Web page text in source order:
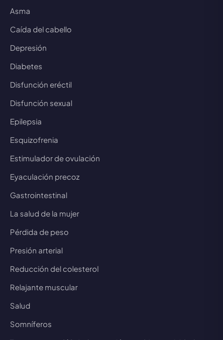
Asma
Caída del cabello
Depresión
Diabetes
Disfunción eréctil
Disfunción sexual
Epilepsia
Esquizofrenia
Estimulador de ovulación
Eyaculación precoz
Gastrointestinal
La salud de la mujer
Pérdida de peso
Presión arterial
Reducción del colesterol
Relajante muscular
Salud
Somníferos